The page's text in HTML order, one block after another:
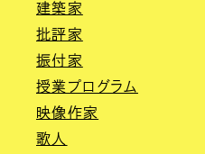
建築家
批評家
振付家
授業プログラム
映像作家
歌人